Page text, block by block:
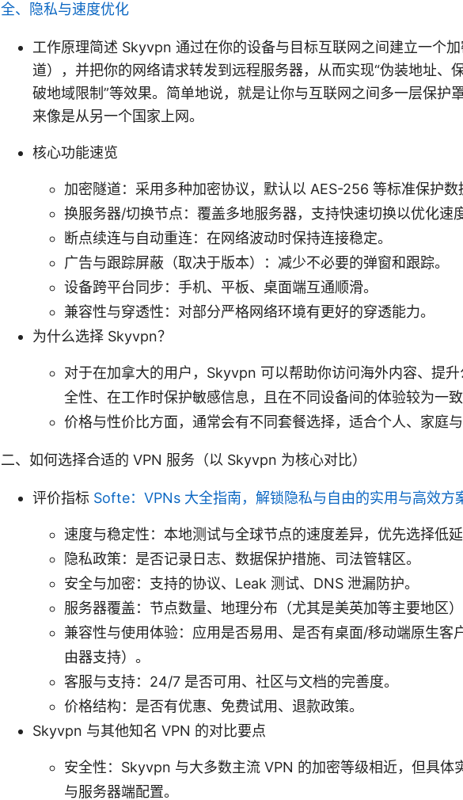
全、隐私与速度优化
工作原理简述 Skyvpn 通过在你的设备与目标互联网之间建立一个
道），并把你的网络请求转发到远程服务器，从而实现“伪装地址、
破地域限制”等效果。简单地说，就是让你与互联网之间多一层保护
来像是从另一个国家上网。
核心功能速览
加密隧道：采用多种加密协议，默认以 AES-256 等标准保护数
换服务器/切换节点：覆盖多地服务器，支持快速切换以优化速
断点续连与自动重连：在网络波动时保持连接稳定。
广告与跟踪屏蔽（取决于版本）：减少不必要的弹窗和跟踪。
设备跨平台同步：手机、平板、桌面端互通顺滑。
兼容性与穿透性：对部分严格网络环境有更好的穿透能力。
为什么选择 Skyvpn？
对于在加拿大的用户，Skyvpn 可以帮助你访问海外内容、提
全性、在工作时保护敏感信息，且在不同设备间的体验较为一致
价格与性价比方面，通常会有不同套餐选择，适合个人、家庭与
二、如何选择合适的 VPN 服务（以 Skyvpn 为核心对比）
评价指标 Softe：VPNs 大全指南，解锁隐私与自由的实用与高效方
速度与稳定性：本地测试与全球节点的速度差异，优先选择低延
隐私政策：是否记录日志、数据保护措施、司法管辖区。
安全与加密：支持的协议、Leak 测试、DNS 泄漏防护。
服务器覆盖：节点数量、地理分布（尤其是美英加等主要地区）
兼容性与使用体验：应用是否易用、是否有桌面/移动端原生客
由器支持）。
客服与支持：24/7 是否可用、社区与文档的完善度。
价格结构：是否有优惠、免费试用、退款政策。
Skyvpn 与其他知名 VPN 的对比要点
安全性：Skyvpn 与大多数主流 VPN 的加密等级相近，但具体
与服务器端配置。